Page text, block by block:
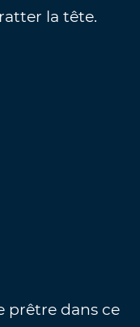
la tête.
prêtre dans ce